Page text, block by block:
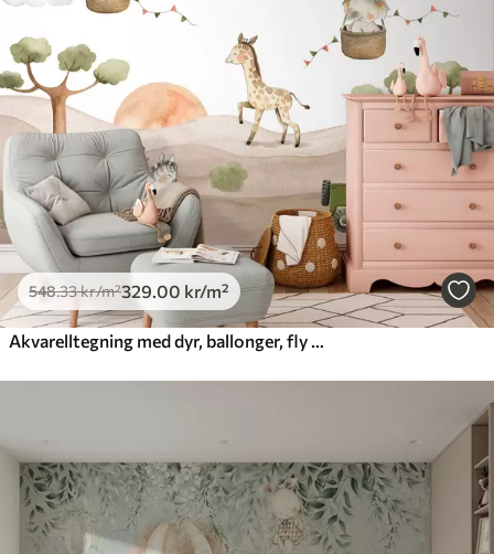
/m²
Premium vinyl
650 .00390.00 kr/m²
Peel and Stick
925.00555.00kr/m²
548.33kr/m²329 .00 kr/m²